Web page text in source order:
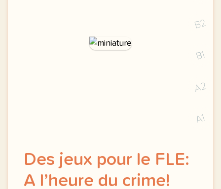
B2
B1
A2
A1
Des jeux pour le FLE:
A l’heure du crime!